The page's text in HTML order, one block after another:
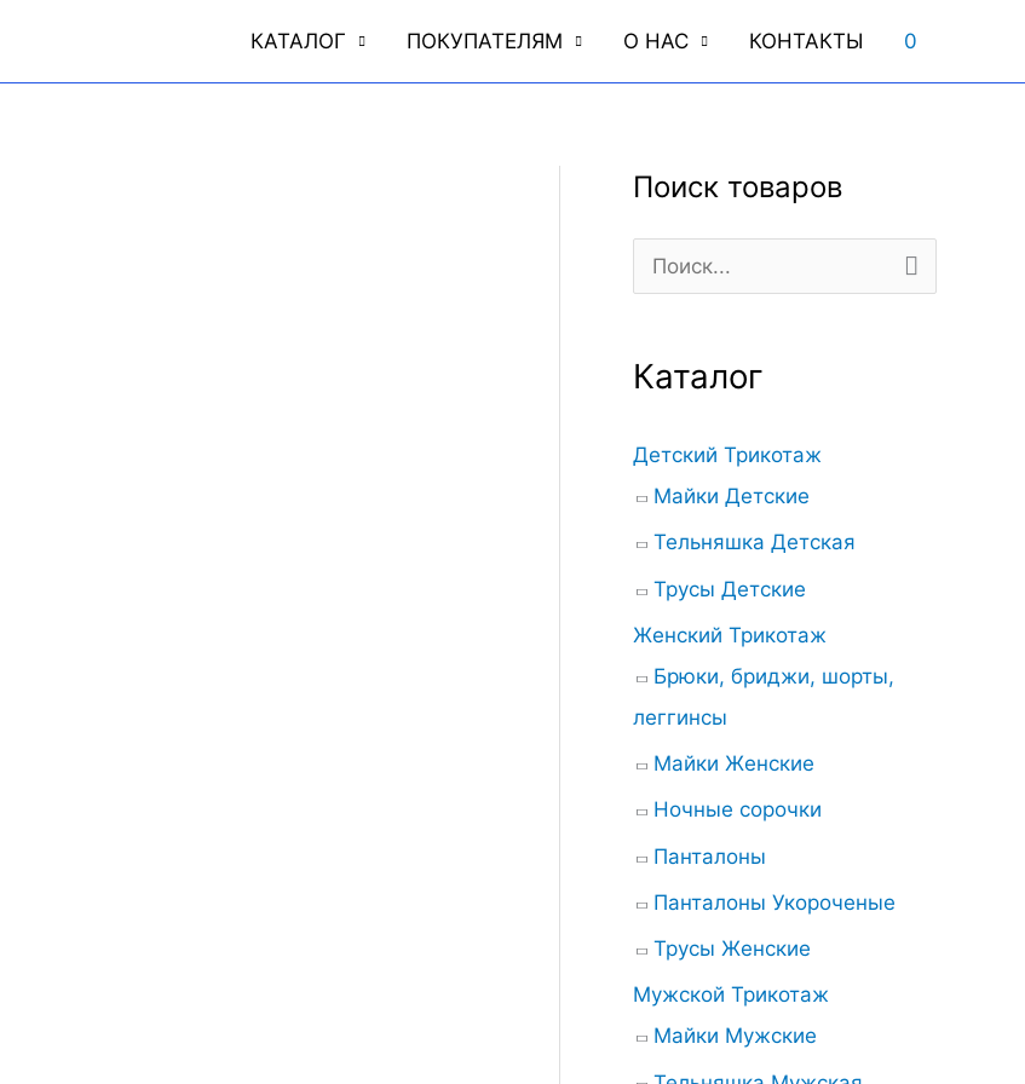
КАТАЛОГ ПОКУПАТЕЛЯМ О НАС КОНТАКТЫ 0
Поиск товаров
Каталог
Детский Трикотаж
Майки Детские
Тельняшка Детская
Трусы Детские
Женский Трикотаж
Брюки, бриджи, шорты,
леггинсы
Майки Женские
Ночные сорочки
Панталоны
Панталоны Укороченые
Трусы Женские
Мужской Трикотаж
Майки Мужские